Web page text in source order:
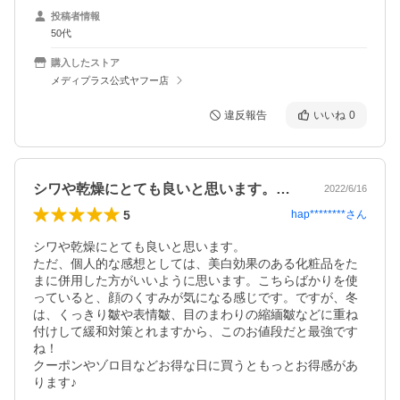
投稿者情報
50代
購入したストア
メディプラス公式ヤフー店
違反報告 いいね 0
シワや乾燥にとても良いと思います。ただ… 2022/6/16
5 hap********さん
シワや乾燥にとても良いと思います。
ただ、個人的な感想としては、美白効果のある化粧品をた
まに併用した方がいいように思います。こちらばかりを使
っていると、顔のくすみが気になる感じです。ですが、冬
は、くっきり皺や表情皺、目のまわりの縮緬皺などに重ね
付けして緩和対策とれますから、このお値段だと最強です
ね！
クーポンやゾロ目などお得な日に買うともっとお得感があ
ります♪